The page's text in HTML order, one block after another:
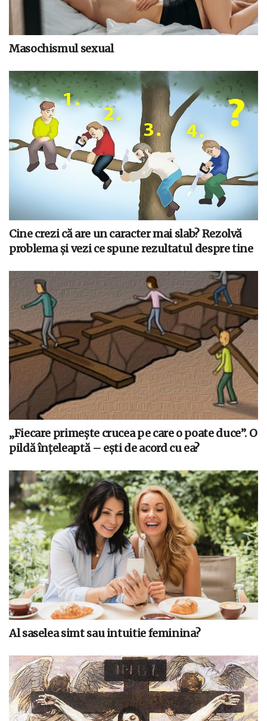
Masochismul sexual
Cine crezi că are un caracter mai slab? Rezolvă
problema și vezi ce spune rezultatul despre tine
„Fiecare primește crucea pe care o poate duce”. O
pildă înțeleaptă – ești de acord cu ea?
Al saselea simt sau intuitie feminina?